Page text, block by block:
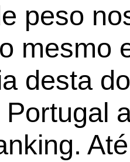
peso
mesmo
desta